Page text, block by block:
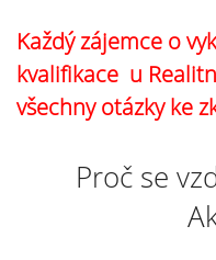
Každý zájemce o
kvalifikace u
všechny otázky ke
Proč se